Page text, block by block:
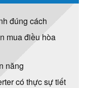
đúng cách
mua điều hòa
năng
có thực sự tiết